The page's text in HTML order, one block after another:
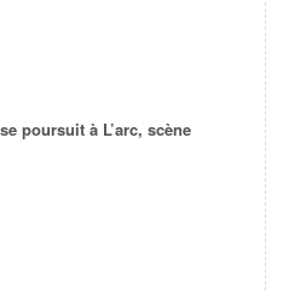
poursuit à L’arc, scène